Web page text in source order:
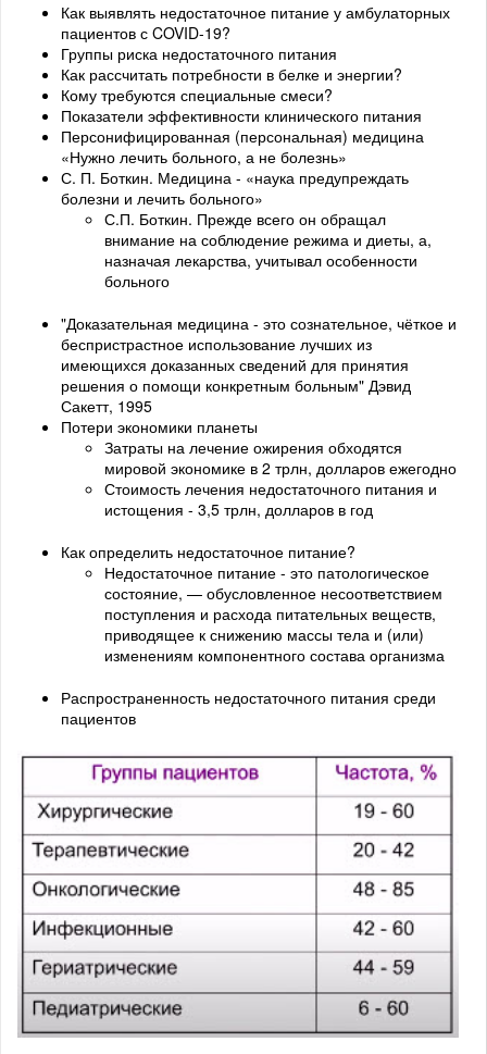
Как выявлять недостаточное питание у амбулаторных
пациентов с COVID-19?
Группы риска недостаточного питания
Как рассчитать потребности в белке и энергии?
Кому требуются специальные смеси?
Показатели эффективности клинического питания
Персонифицированная (персональная) медицина
«Нужно лечить больного, а не болезнь»
С. П. Боткин. Медицина - «наука предупреждать
болезни и лечить больного»
С.П. Боткин. Прежде всего он обращал
внимание на соблюдение режима и диеты, а,
назначая лекарства, учитывал особенности
больного
"Доказательная медицина - это сознательное, чёткое и
беспристрастное использование лучших из
имеющихся доказанных сведений для принятия
решения о помощи конкретным больным" Дэвид
Сакетт, 1995
Потери экономики планеты
Затраты на лечение ожирения обходятся
мировой экономике в 2 трлн, долларов ежегодно
Стоимость лечения недостаточного питания и
истощения - 3,5 трлн, долларов в год
Как определить недостаточное питание?
Недостаточное питание - это патологическое
состояние, — обусловленное несоответствием
поступления и расхода питательных веществ,
приводящее к снижению массы тела и (или)
изменениям компонентного состава организма
Распространенность недостаточного питания среди
пациентов